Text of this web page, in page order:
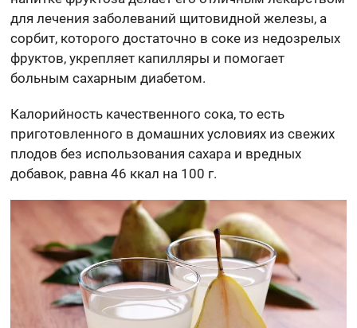
для лечения заболеваний щитовидной железы, а
сорбит, которого достаточно в соке из недозрелых
фруктов, укрепляет капилляры и помогает
больным сахарным диабетом.
Калорийность качественного сока, то есть
приготовленного в домашних условиях из свежих
плодов без использования сахара и вредных
добавок, равна 46 ккал на 100 г.